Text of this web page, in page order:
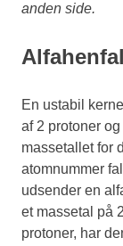
anden side.
En ustabil
af 2 protoner
massetallet for
atomnummer
udsender en
et massetal på
protoner, har